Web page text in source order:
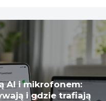
AI i mikrofonem:
i gdzie trafiają